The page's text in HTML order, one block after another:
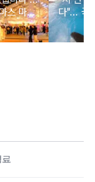
스 마켓·
등 이색
축제
다"... 국
00% 자
천
료